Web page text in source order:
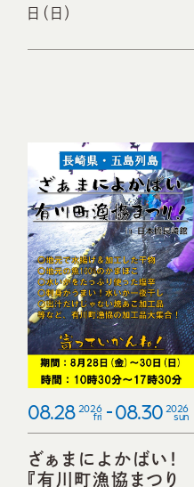
日（日）
08.28 2026
fri 08.30 2026
sun
ざぁまによかばい！
『有川町漁協まつり